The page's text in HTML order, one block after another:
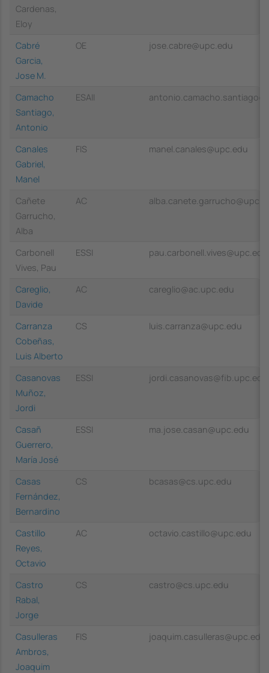
Cardenas,
Eloy
Cabré
Garcia,
Jose M.
OE jose.cabre@upc.edu
Camacho
Santiago,
Antonio
ESAII
Canales
Gabriel,
Manel
FIS manel.canales@upc.edu
Cañete
Garrucho,
Alba
AC
Carbonell
Vives, Pau
ESSI pau.carbonell.vives@upc.edu
Careglio,
Davide
AC careglio@ac.upc.edu
Carranza
Cobeñas,
Luis Alberto
CS luis.carranza@upc.edu
Casanovas
Muñoz,
Jordi
ESSI jordi.casanovas@fib.upc.edu
Casañ
Guerrero,
María José
ESSI ma.jose.casan@upc.edu
Casas
Fernández,
Bernardino
CS bcasas@cs.upc.edu
Castillo
Reyes,
Octavio
AC octavio.castillo@upc.edu
Castro
Rabal,
Jorge
CS castro@cs.upc.edu
Casulleras
Ambros,
Joaquim
FIS joaquim.casulleras@upc.edu